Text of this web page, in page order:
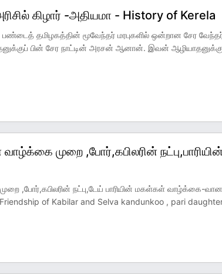
கிழார் -அதியமா - History of Kerela
பண்டைத் தமிழகத்தின் மூவேந்தர் மரபுகளில் ஒன்றான சேர
பின் சேர நாட்டின் அரசன் ஆனான். இவன்
முறை ,போர்,கபிலரின்
,போர்,கபிலரின் நட்பு,டேய் பாரியின் மகள்கள் வாழ்க்கை-
of Kabilar and Selva kandunkoo , pari